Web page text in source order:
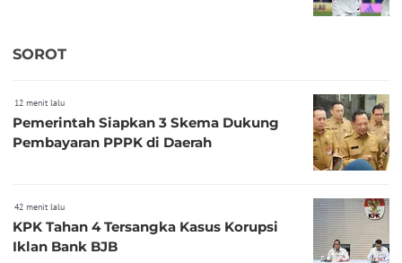
SOROT
12 menit lalu
Pemerintah Siapkan 3 Skema Dukung
Pembayaran PPPK di Daerah
42 menit lalu
KPK Tahan 4 Tersangka Kasus Korupsi
Iklan Bank BJB